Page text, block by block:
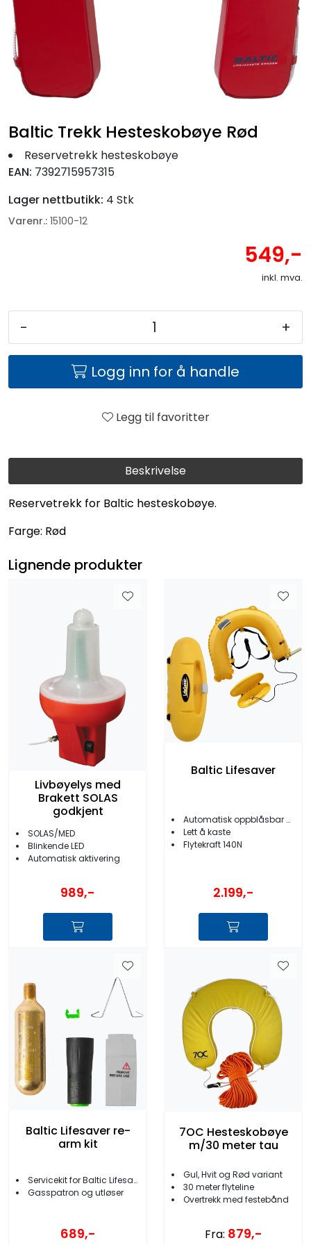
Beskrivelse
Reservetrekk for Baltic hesteskobøye.
Farge: Rød
Baltic Trekk Hesteskobøye Rød
Reservetrekk hesteskobøye
EAN: 7392715957315
Lager nettbutikk: 4 Stk
Varenr.: 15100-12
549,-
inkl. mva.
- +
Logg inn for å handle
Legg til favoritter
Lignende produkter
Livbøyelys med
Brakett SOLAS
godkjent
SOLAS/MED
Blinkende LED
Automatisk aktivering
989,-
Baltic Lifesaver
Automatisk oppblåsbar hesteskobøye
Lett å kaste
Flytekraft 140N
2.199,-
Baltic Lifesaver re-
arm kit
Servicekit for Baltic Lifesaver
Gasspatron og utløser
689,-
7OC Hesteskobøye
m/30 meter tau
Gul, Hvit og Rød variant
30 meter flyteline
Overtrekk med festebånd
Fra: 879,-
Fritid/Sikkerhet
Båtpleie/Opplag
Seil
Nyheter